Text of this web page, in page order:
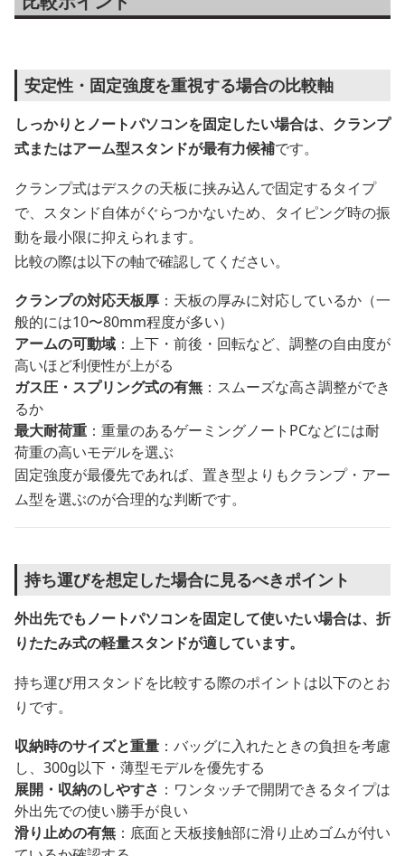
安定性・固定強度を重視する場合の比較軸
しっかりとノートパソコンを固定したい場合は、クランプ
式またはアーム型スタンドが最有力候補です。
クランプ式はデスクの天板に挟み込んで固定するタイプ
で、スタンド自体がぐらつかないため、タイピング時の振
動を最小限に抑えられます。
比較の際は以下の軸で確認してください。
クランプの対応天板厚 ：天板の厚みに対応しているか（一
般的には10〜80mm程度が多い）
アームの可動域 ：上下・前後・回転など、調整の自由度が
高いほど利便性が上がる
ガス圧・スプリング式の有無 ：スムーズな高さ調整ができ
るか
最大耐荷重 ：重量のあるゲーミングノートPCなどには耐
荷重の高いモデルを選ぶ
固定強度が最優先であれば、置き型よりもクランプ・アー
ム型を選ぶのが合理的な判断です。
持ち運びを想定した場合に見るべきポイント
外出先でもノートパソコンを固定して使いたい場合は、折
りたたみ式の軽量スタンドが適しています。
持ち運び用スタンドを比較する際のポイントは以下のとお
りです。
収納時のサイズと重量 ：バッグに入れたときの負担を考慮
し、300g以下・薄型モデルを優先する
展開・収納のしやすさ ：ワンタッチで開閉できるタイプは
外出先での使い勝手が良い
滑り止めの有無 ：底面と天板接触部に滑り止めゴムが付い